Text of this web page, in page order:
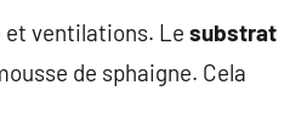
et ventilations. Le substrat
de sphaigne. Cela